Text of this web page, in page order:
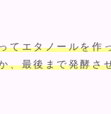
てエタノールを作
、最後まで発酵さ